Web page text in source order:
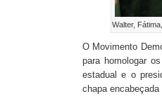
Walter,
O Movimento
para homologar
estadual e o
chapa